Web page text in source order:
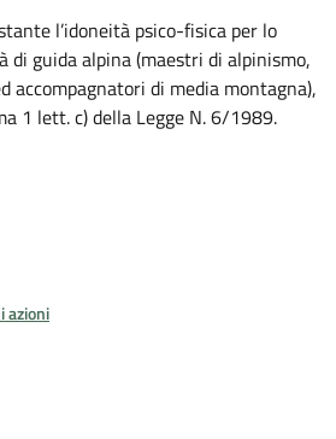
l’idoneità psico-fisica per lo
di guida alpina (maestri di alpinismo,
accompagnatori di media montagna),
1 lett. c) della Legge N. 6/1989.
azioni